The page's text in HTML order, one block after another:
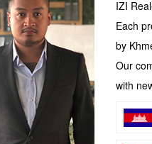
IZI
Each
by
Our
with